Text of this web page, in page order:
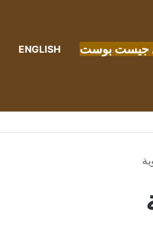
جيست بوست ENGLISH